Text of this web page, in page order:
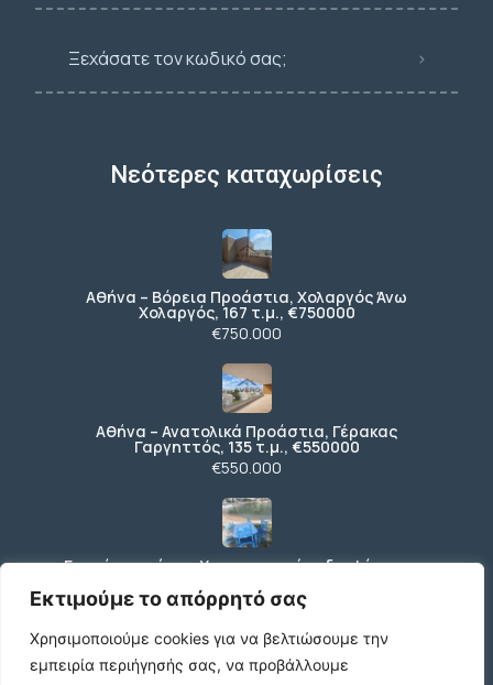
Εκτιμούμε το απόρρητό σας
Χρησιμοποιούμε cookies για να βελτιώσουμε την
εμπειρία περιήγησής σας, να προβάλλουμε
Ξεχάσατε τον κωδικό σας;
Νεότερες καταχωρίσεις
Αθήνα – Βόρεια Προάστια, Χολαργός Άνω
Χολαργός, 167 τ.μ., €750000
€750.000
Αθήνα – Ανατολικά Προάστια, Γέρακας
Γαργηττός, 135 τ.μ., €550000
€550.000
Ενοικίαση χώρου Υγειονομικού ενδιαφέροντος
€1.500 /μήνα